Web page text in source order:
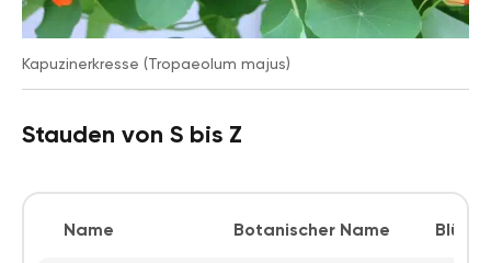
Kapuzinerkresse (Tropaeolum majus)
Stauden von S bis Z
Name Botanischer Name